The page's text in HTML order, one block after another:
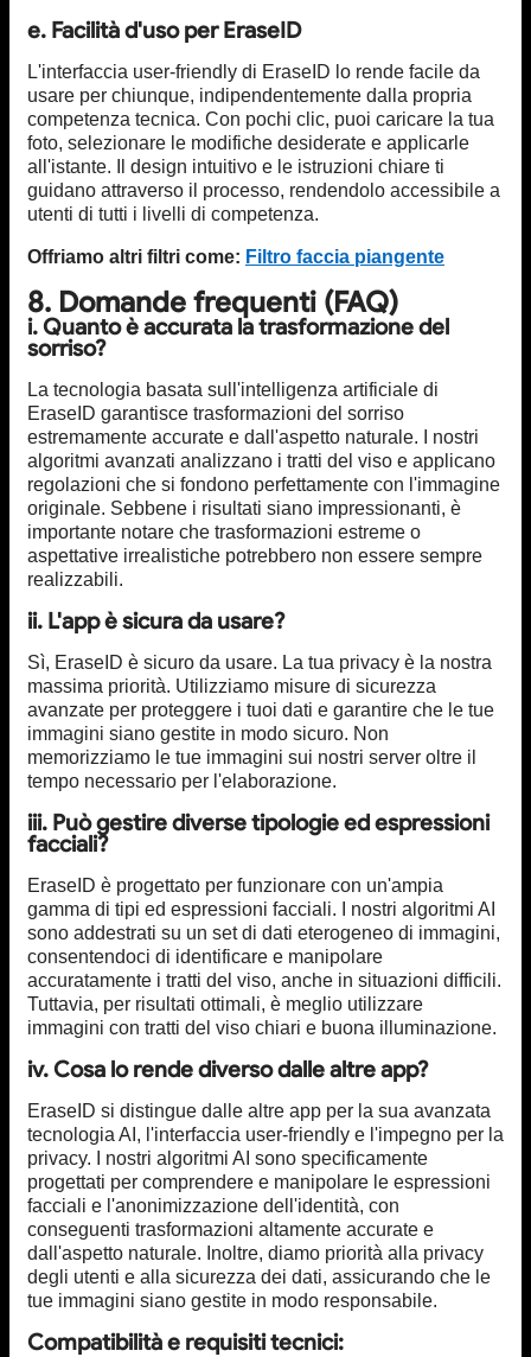
e. Facilità d'uso per EraseID
L'interfaccia user-friendly di EraseID lo rende facile da
usare per chiunque, indipendentemente dalla propria
competenza tecnica. Con pochi clic, puoi caricare la tua
foto, selezionare le modifiche desiderate e applicarle
all'istante. Il design intuitivo e le istruzioni chiare ti
guidano attraverso il processo, rendendolo accessibile a
utenti di tutti i livelli di competenza.
Offriamo altri filtri come: Filtro faccia piangente
8. Domande frequenti (FAQ)
i. Quanto è accurata la trasformazione del
sorriso?
La tecnologia basata sull'intelligenza artificiale di
EraseID garantisce trasformazioni del sorriso
estremamente accurate e dall'aspetto naturale. I nostri
algoritmi avanzati analizzano i tratti del viso e applicano
regolazioni che si fondono perfettamente con l'immagine
originale. Sebbene i risultati siano impressionanti, è
importante notare che trasformazioni estreme o
aspettative irrealistiche potrebbero non essere sempre
realizzabili.
ii. L'app è sicura da usare?
Sì, EraseID è sicuro da usare. La tua privacy è la nostra
massima priorità. Utilizziamo misure di sicurezza
avanzate per proteggere i tuoi dati e garantire che le tue
immagini siano gestite in modo sicuro. Non
memorizziamo le tue immagini sui nostri server oltre il
tempo necessario per l'elaborazione.
iii. Può gestire diverse tipologie ed espressioni
facciali?
EraseID è progettato per funzionare con un'ampia
gamma di tipi ed espressioni facciali. I nostri algoritmi AI
sono addestrati su un set di dati eterogeneo di immagini,
consentendoci di identificare e manipolare
accuratamente i tratti del viso, anche in situazioni difficili.
Tuttavia, per risultati ottimali, è meglio utilizzare
immagini con tratti del viso chiari e buona illuminazione.
iv. Cosa lo rende diverso dalle altre app?
EraseID si distingue dalle altre app per la sua avanzata
tecnologia AI, l'interfaccia user-friendly e l'impegno per la
privacy. I nostri algoritmi AI sono specificamente
progettati per comprendere e manipolare le espressioni
facciali e l'anonimizzazione dell'identità, con
conseguenti trasformazioni altamente accurate e
dall'aspetto naturale. Inoltre, diamo priorità alla privacy
degli utenti e alla sicurezza dei dati, assicurando che le
tue immagini siano gestite in modo responsabile.
Compatibilità e requisiti tecnici: